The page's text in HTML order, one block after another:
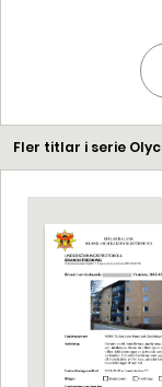
Fler titlar i serie